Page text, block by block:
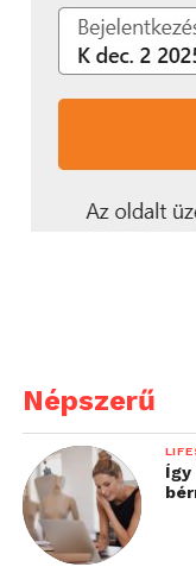
hogy
hosszú
lesz, és
el
sport
– tette hozzá dr.
Szövetség
Népszerű
Így